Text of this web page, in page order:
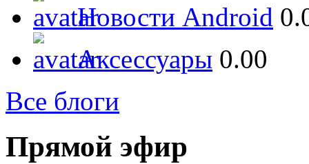
Новости Android
Аксессуары 0.00
Все блоги
Прямой эфир